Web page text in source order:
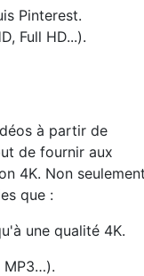
Pinterest.
Full HD...).
à partir de
de fournir aux
4K. Non
que :
une qualité 4K.
MP3…).